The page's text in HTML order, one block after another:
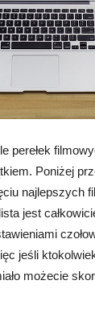
perełek
Poniżej
najlepszych
jest
jeśli
możecie